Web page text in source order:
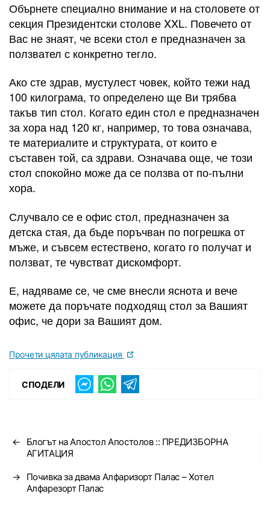
Обърнете специално внимание и на столовете от
секция Президентски столове XXL. Повечето от
Вас не знаят, че всеки стол е предназначен за
ползвател с конкретно тегло.
Ако сте здрав, мустулест човек, който тежи над
100 килограма, то определено ще Ви трябва
такъв тип стол. Когато един стол е предназначен
за хора над 120 кг, например, то това означава,
те материалите и структурата, от които е
съставен той, са здрави. Означава още, че този
стол спокойно може да се ползва от по-пълни
хора.
Случвало се е офис стол, предназначен за
детска стая, да бъде поръчван по погрешка от
мъже, и съвсем естествено, когато го получат и
ползват, те чувстват дискомфорт.
Е, надяваме се, че сме внесли яснота и вече
можете да поръчате подходящ стол за Вашият
офис, че дори за Вашият дом.
Прочети цялата публикация
СПОДЕЛИ
←
Блогът на Апостол Апостолов :: ПРЕДИЗБОРНА
АГИТАЦИЯ
→
Почивка за двама Алфаризорт Палас – Хотел
Алфарезорт Палас